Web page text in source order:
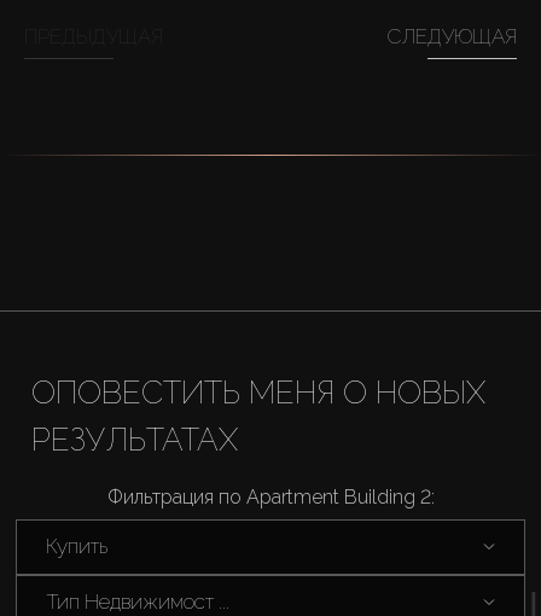
СЛЕДУЮЩАЯ
ОПОВЕСТИТЬ МЕНЯ О НОВЫХ
РЕЗУЛЬТАТАХ
Фильтрация по Apartment Building 2:
Купить
Тип Недвижимост ...